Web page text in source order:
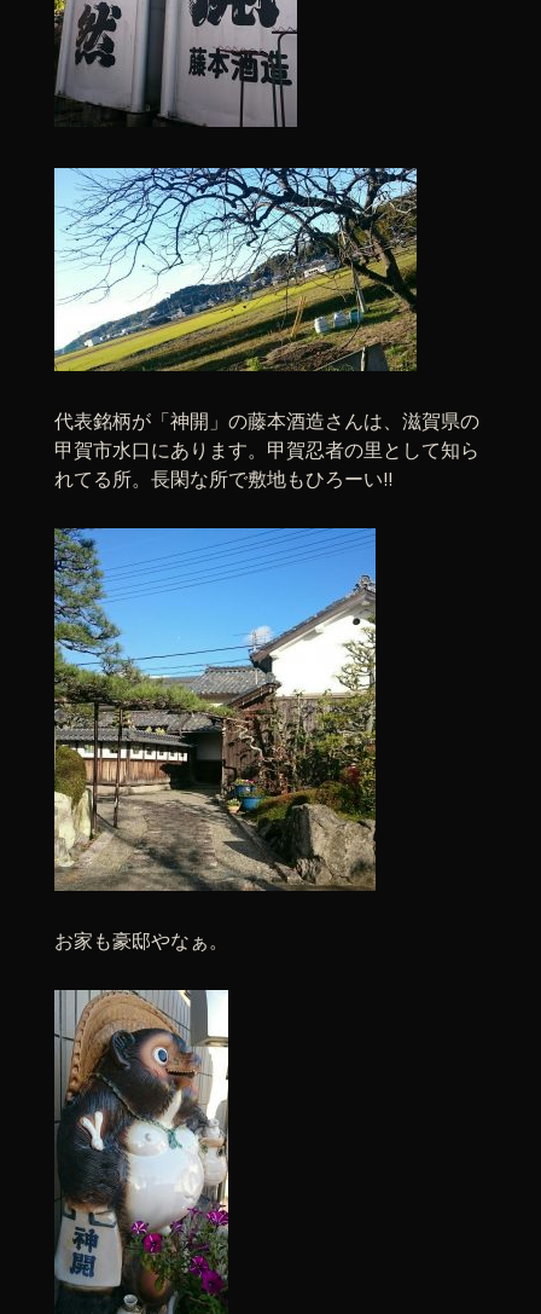
代表銘柄が「神開」の藤本酒造さんは、滋賀県の
甲賀市水口にあります。甲賀忍者の里として知ら
れてる所。長閑な所で敷地もひろーい!!
お家も豪邸やなぁ。